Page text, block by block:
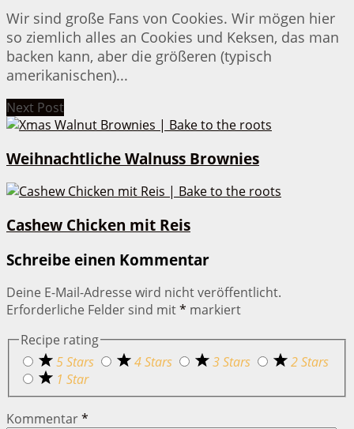
Wir sind große Fans von Cookies. Wir mögen hier
so ziemlich alles an Cookies und Keksen, das man
backen kann, aber die größeren (typisch
amerikanischen)...
Next Post
Weihnachtliche Walnuss Brownies
Cashew Chicken mit Reis
Schreibe einen Kommentar
Deine E-Mail-Adresse wird nicht veröffentlicht.
Erforderliche Felder sind mit* markiert
Recipe rating
5 Stars
4 Stars 3 Stars
2 Stars
1 Star
Kommentar*